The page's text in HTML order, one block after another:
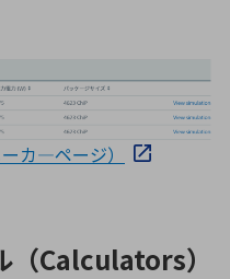
カ―ページ）
Calculators）